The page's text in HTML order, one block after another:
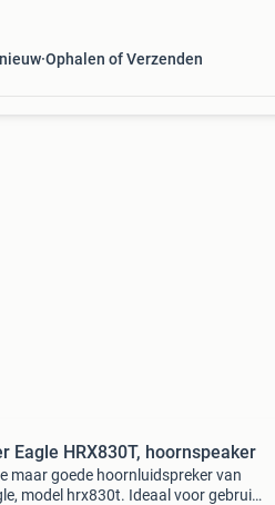
Ophalen of Verzenden
Eagle HRX830T, hoornspeaker
maar goede hoornluidspreker van
model hrx830t. Ideaal voor gebruik